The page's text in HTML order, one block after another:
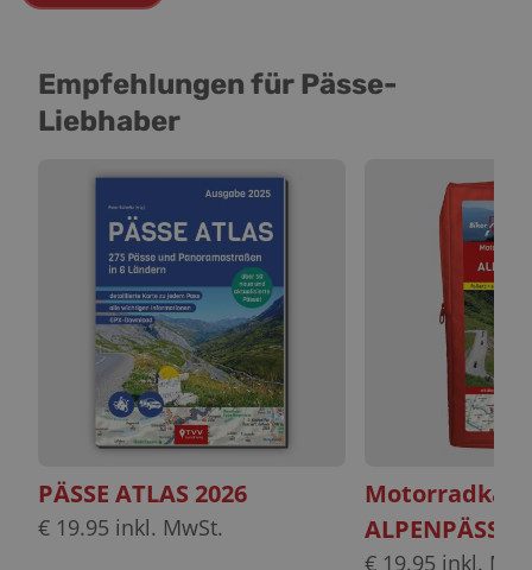
Empfehlungen für Pässe-
Liebhaber
PÄSSE ATLAS 2026
€ 19.95 inkl. MwSt.
ALPENPÄSSE
€ 19.95 inkl.